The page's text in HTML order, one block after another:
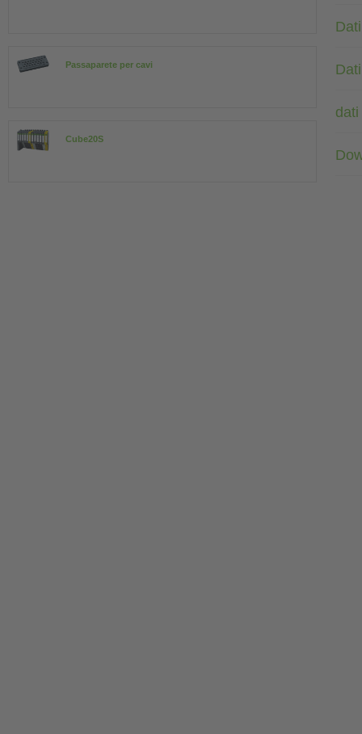
Passaparete per cavi
Cube20S